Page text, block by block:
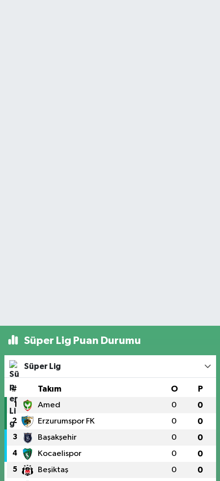
Süper Lig Puan Durumu
Süper Lig
# Takım O P
1 Amed 0 0
2 Erzurumspor FK 0 0
3 Başakşehir 0 0
4 Kocaelispor 0 0
5 Beşiktaş 0 0